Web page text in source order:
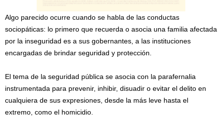
Algo parecido ocurre cuando se habla de las conductas
sociopáticas: lo primero que recuerda o asocia una familia afectada
por la inseguridad es a sus gobernantes, a las instituciones
encargadas de brindar seguridad y protección.
El tema de la seguridad pública se asocia con la parafernalia
instrumentada para prevenir, inhibir, disuadir o evitar el delito en
cualquiera de sus expresiones, desde la más leve hasta el
extremo, como el homicidio.